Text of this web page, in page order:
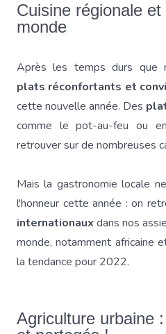
Cuisine régionale
monde
Après les temps durs que
plats réconfortants et
cette nouvelle année. Des
comme le pot-au-feu ou
retrouver sur de nombreuses
Mais la gastronomie locale
l'honneur cette année : on
internationauxdans nos
monde, notamment africaine
la tendance pour 2022.
Agriculture urbaine